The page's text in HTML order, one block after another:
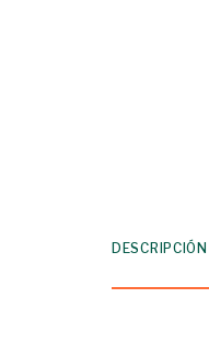
DESCRIPCIÓN